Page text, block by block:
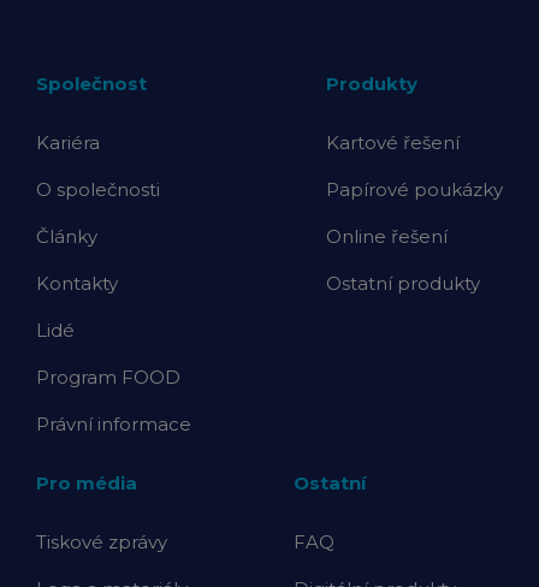
Společnost
Kariéra
O společnosti
Články
Kontakty
Lidé
Program FOOD
Právní informace
Produkty
Kartové řešení
Papírové poukázky
Online řešení
Ostatní produkty
Pro média
Tiskové zprávy
Ostatní
FAQ